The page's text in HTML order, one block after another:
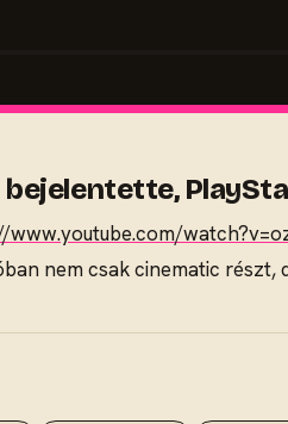
bejelentette,
www.youtube.com/
nem csak cinematic részt,